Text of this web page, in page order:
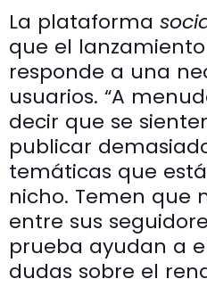
La plataforma
que el
responde a una
usuarios. “A
decir que se
publicar
temáticas que
nicho. Temen que
entre sus
prueba ayudan a
dudas sobre el